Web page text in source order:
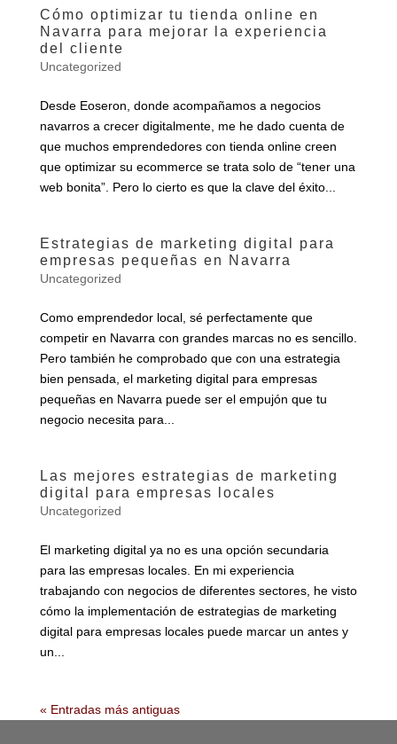
Cómo optimizar tu tienda online en
Navarra para mejorar la experiencia
del cliente
Uncategorized
Desde Eoseron, donde acompañamos a negocios
navarros a crecer digitalmente, me he dado cuenta de
que muchos emprendedores con tienda online creen
que optimizar su ecommerce se trata solo de “tener una
web bonita”. Pero lo cierto es que la clave del éxito...
Estrategias de marketing digital para
empresas pequeñas en Navarra
Uncategorized
Como emprendedor local, sé perfectamente que
competir en Navarra con grandes marcas no es sencillo.
Pero también he comprobado que con una estrategia
bien pensada, el marketing digital para empresas
pequeñas en Navarra puede ser el empujón que tu
negocio necesita para...
Las mejores estrategias de marketing
digital para empresas locales
Uncategorized
El marketing digital ya no es una opción secundaria
para las empresas locales. En mi experiencia
trabajando con negocios de diferentes sectores, he visto
cómo la implementación de estrategias de marketing
digital para empresas locales puede marcar un antes y
un...
« Entradas más antiguas